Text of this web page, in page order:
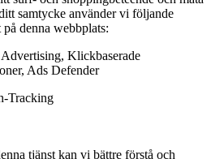
samtycke använder vi följande
denna webbplats:
Klickbaserade
Ads Defender
Tracking
tjänst kan vi bättre förstå och